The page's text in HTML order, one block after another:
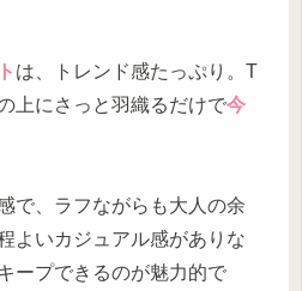
は、トレンド感たっぷり。T
上にさっと羽織るだけで今
で、ラフながらも大人の余
よいカジュアル感がありな
ープできるのが魅力的で